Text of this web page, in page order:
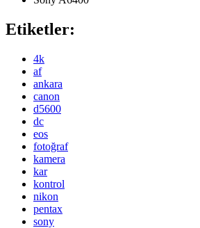
Etiketler:
4k
af
ankara
canon
d5600
dc
eos
fotoğraf
kamera
kar
kontrol
nikon
pentax
sony